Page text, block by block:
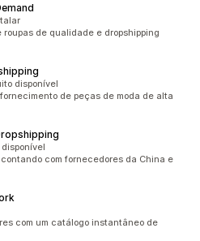
roupas de qualidade e dropshipping
disponível
de peças de moda de alta
com fornecedores da China e
com um catálogo instantâneo de